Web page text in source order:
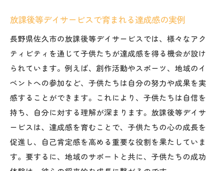
ちの自信と成長
地方特有の放課後等デイサービスの利点
信州の自然を活かした自信育成プログラム
個々の成長を支える放課後等デイサービス
の取り組み
地域の子供たちが主役となる成長のステー
ジ
佐久市における成功体験共有の実践例
放課後等デイサービスがもたらす地域社会
放課後等デイサービスで育まれる達成感の実例
長野県佐久市の放課後等デイサービスでは、様々なアク
ティビティを通じて子供たちが達成感を得る機会が設け
られています。例えば、創作活動やスポーツ、地域のイ
ベントへの参加など、子供たちは自分の努力や成果を実
感することができます。これにより、子供たちは自信を
持ち、自分に対する理解が深まります。放課後等デイサ
ービスは、達成感を育むことで、子供たちの心の成長を
促進し、自己肯定感を高める重要な役割を果たしていま
す。要するに、地域のサポートと共に、子供たちの成功